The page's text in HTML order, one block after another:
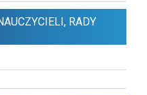
RADY